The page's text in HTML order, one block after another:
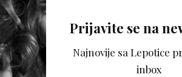
Prijavite se na
Najnovije sa Lepotice
inbox
je idealna da je koristite kao
vaših očiju.
4 senke
, idealno ukombinovane